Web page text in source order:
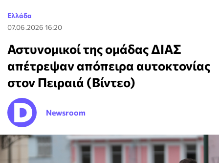
Ελλάδα
07.06.2026 16:20
Αστυνομικοί της ομάδας ΔΙΑΣ
απέτρεψαν απόπειρα αυτοκτονίας
στον Πειραιά (Βίντεο)
Newsroom